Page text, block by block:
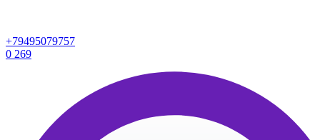
+79495079757
0 269